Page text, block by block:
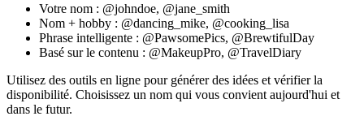
Votre nom : @johndoe, @jane_smith
Nom + hobby : @dancing_mike, @cooking_lisa
Phrase intelligente : @PawsomePics, @BrewtifulDay
Basé sur le contenu : @MakeupPro, @TravelDiary
Utilisez des outils en ligne pour générer des idées et vérifier la
disponibilité. Choisissez un nom qui vous convient aujourd'hui et
dans le futur.